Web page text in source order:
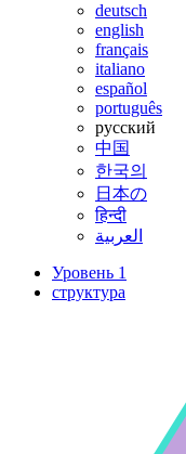
deutsch
english
français
italiano
español
português
русский
中国
한국의
日本の
हिन्दी
العربية
Уровень 1
структура